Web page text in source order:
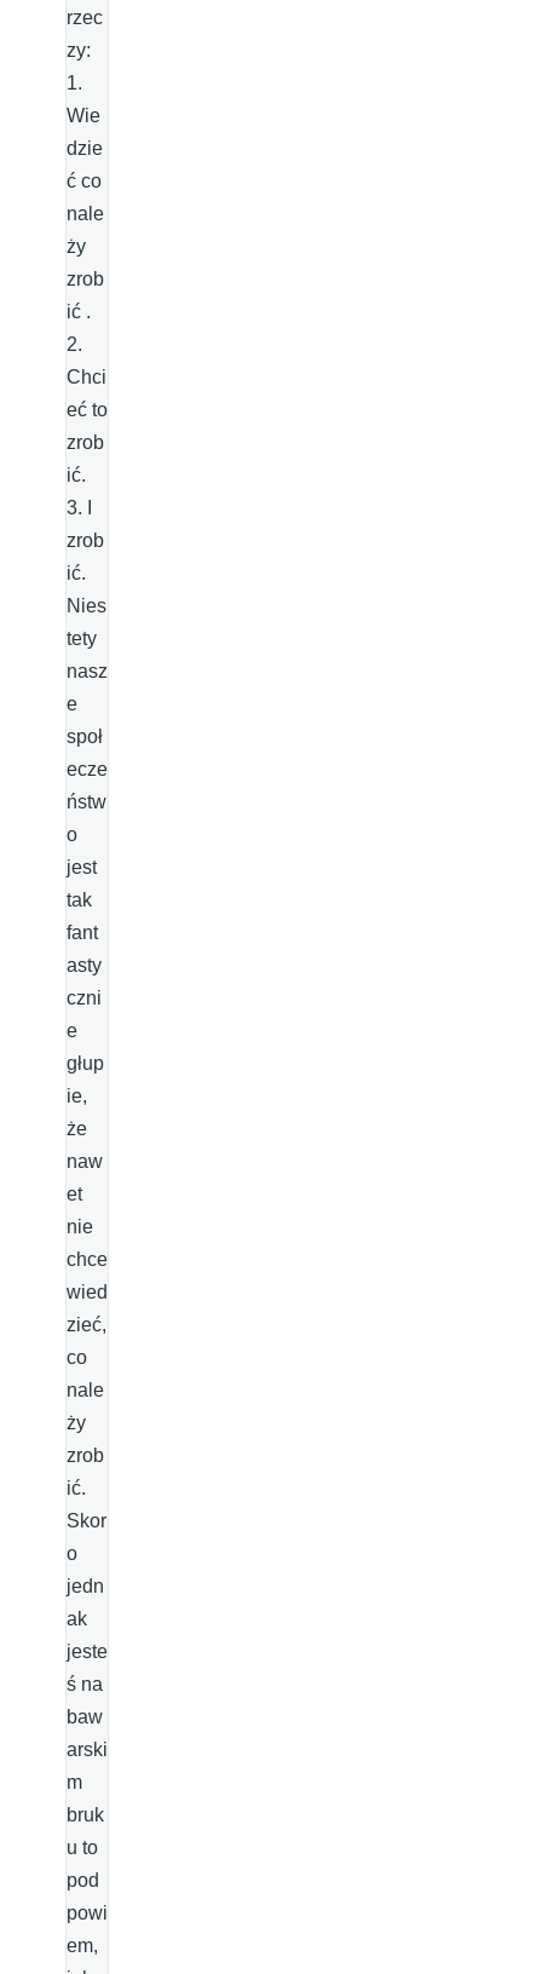
rzec
zy:
1.
Wie
dzie
ć co
nale
ży
zrob
ić .
2.
Chci
eć to
zrob
ić.
3. I
zrob
ić.
Nies
tety
nasz
e
społ
ecze
ństw
o
jest
tak
fant
asty
czni
e
głup
ie,
że
naw
et
nie
chce
wied
zieć,
co
nale
ży
zrob
ić.
Skor
o
jedn
ak
jeste
ś na
baw
arski
m
bruk
u to
pod
powi
em,